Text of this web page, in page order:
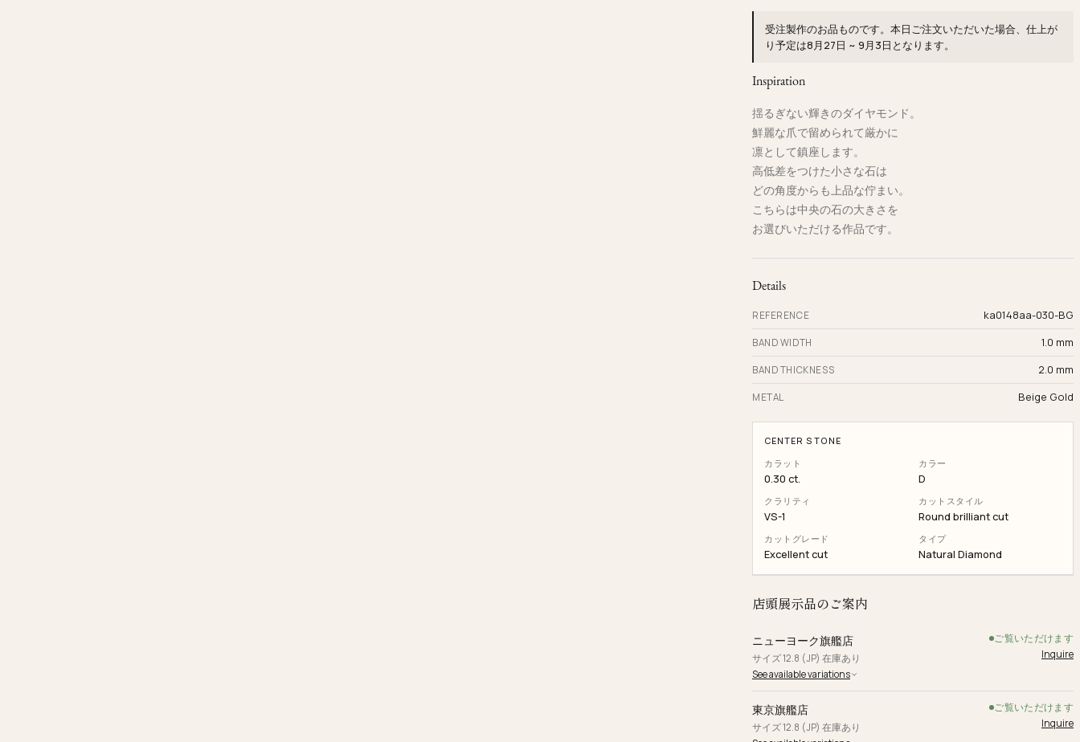
受注製作のお品ものです。本日ご注文いただいた場合、仕上が
り予定は8月27日 ~ 9月3日 となります。
Inspiration
揺るぎない輝きのダイヤモンド。
鮮麗な爪で留められて厳かに
凛として鎮座します。
高低差をつけた小さな石は
どの角度からも上品な佇まい。
こちらは中央の石の大きさを
お選びいただける作品です。
Details
REFERENCE ka0148aa-030-BG
BAND WIDTH 1.0 mm
BAND THICKNESS 2.0 mm
METAL Beige Gold
CENTER STONE
カラット
0.30 ct.
カラー
D
クラリティ
VS-1
カットスタイル
Round brilliant cut
カットグレード
Excellent cut
タイプ
Natural Diamond
店頭展示品のご案内
ニューヨーク旗艦店
サイズ 12.8 (JP) 在庫あり
ご覧いただけます
Inquire
See available variations
東京旗艦店
サイズ 12.8 (JP) 在庫あり
ご覧いただけます
Inquire